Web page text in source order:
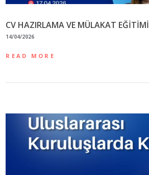
CV HAZIRLAMA VE MÜLAKAT EĞİTİMİ
14/04/2026
READ MORE